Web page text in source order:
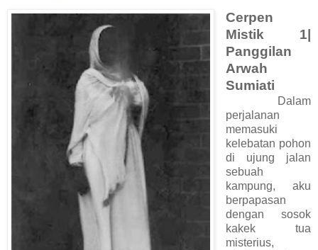
Cerpen
Mistik 1|
Panggilan
Arwah
Sumiati
Dalam
perjalanan
memasuki
kelebatan pohon
di ujung jalan
sebuah
kampung, aku
berpapasan
dengan sosok
kakek tua
misterius,